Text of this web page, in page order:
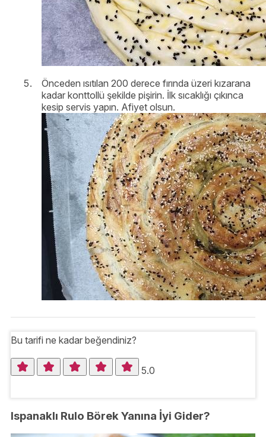
Önceden ısıtılan 200 derece fırında üzeri kızarana
kadar konttollü şekilde pişirin. İlk sıcaklığı çıkınca
kesip servis yapın. Afiyet olsun.
Bu tarifi ne kadar beğendiniz?
5.0
Ispanaklı Rulo Börek Yanına İyi Gider?